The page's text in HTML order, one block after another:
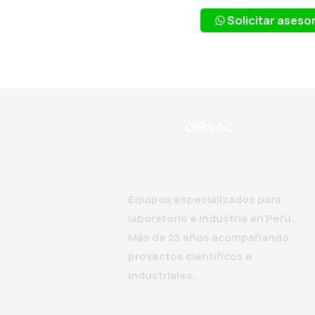
Solicitar
Equipos especializados para
laboratorio e industria en Perú.
Más de 25 años acompañando
proyectos científicos e
industriales.